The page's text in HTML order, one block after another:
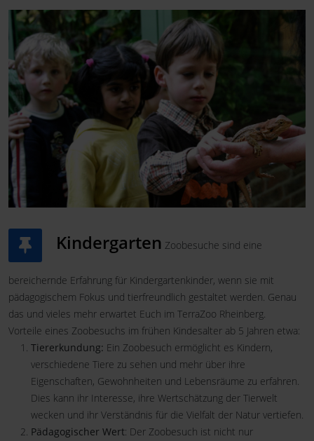
Kindergarten Zoobesuche sind eine
bereichernde Erfahrung für Kindergartenkinder, wenn sie mit
pädagogischem Fokus und tierfreundlich gestaltet werden. Genau
das und vieles mehr erwartet Euch im TerraZoo Rheinberg.
Vorteile eines Zoobesuchs im frühen Kindesalter ab 5 Jahren etwa:
Tiererkundung: Ein Zoobesuch ermöglicht es Kindern,
verschiedene Tiere zu sehen und mehr über ihre
Eigenschaften, Gewohnheiten und Lebensräume zu erfahren.
Dies kann ihr Interesse, ihre Wertschätzung der Tierwelt
wecken und ihr Verständnis für die Vielfalt der Natur vertiefen.
Pädagogischer Wert: Der Zoobesuch ist nicht nur